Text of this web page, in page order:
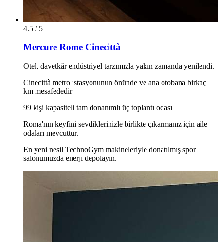
4.5 / 5
Mercure Rome Cinecittà
Otel, davetkâr endüstriyel tarzımızla yakın zamanda yenilendi.
Cinecittà metro istasyonunun önünde ve ana otobana birkaç
km mesafededir
99 kişi kapasiteli tam donanımlı üç toplantı odası
Roma'nın keyfini sevdiklerinizle birlikte çıkarmanız için aile
odaları mevcuttur.
En yeni nesil TechnoGym makineleriyle donatılmış spor
salonumuzda enerji depolayın.